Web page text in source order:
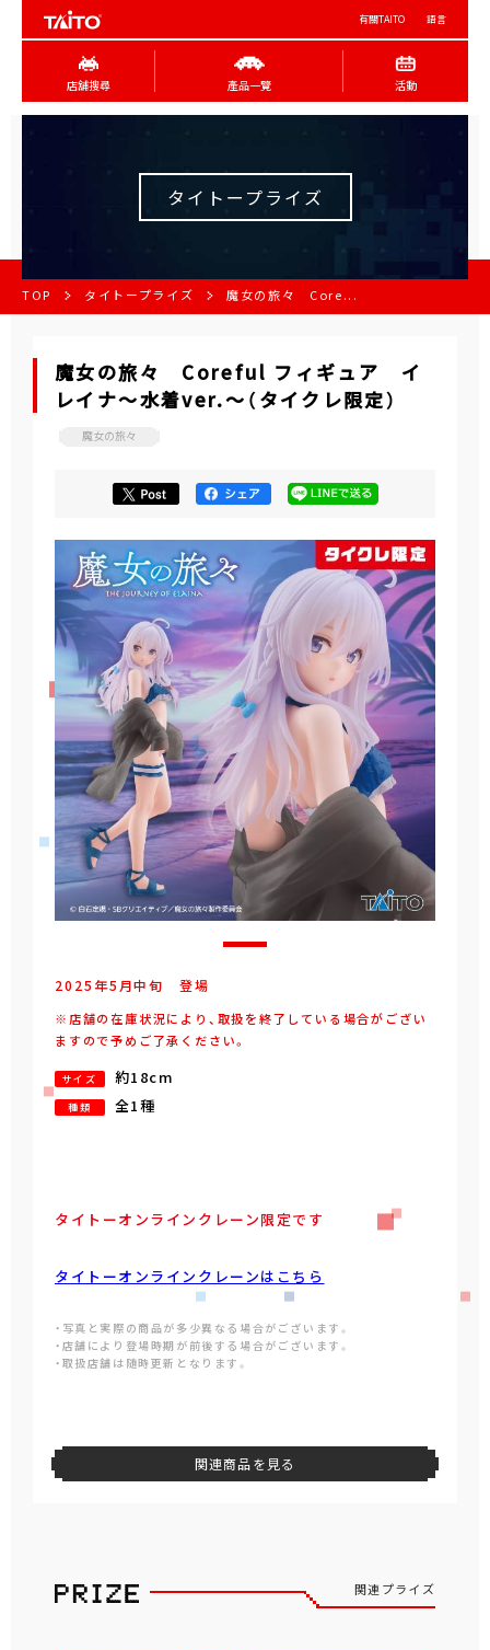
有關TAITO 語言
店舖搜尋 產品一覽 活動
タイトープライズ
TOP タイトープライズ 魔女の旅々 Core...
魔女の旅々 Coreful フィギュア イ
レイナ～水着ver.～（タイクレ限定）
魔女の旅々
2025年5 月中旬 登場
※店舗の在庫状況により、取扱を終了している場合がござい
ますので予めご了承ください。
サイズ 約18cm
種類 全1種
タイトーオンラインクレーン限定です
タイトーオンラインクレーンはこちら
・写真と実際の商品が多少異なる場合がございます。
・店舗により登場時期が前後する場合がございます。
・取扱店舗は随時更新となります。
関連商品を見る
関連プライズ